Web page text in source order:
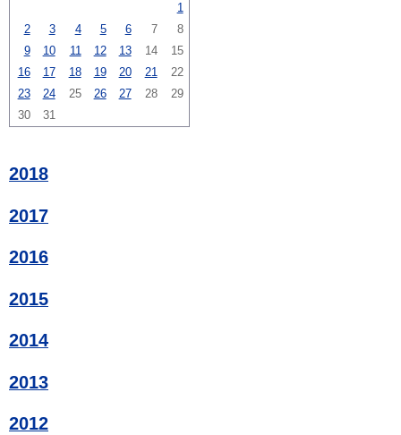
1
2
3 4 5 6 7
8
9
10 11 12 13 14
15
16
17 18 19 20 21
22
23
24 25 26 27 28
29
30
31
2018
2017
2016
2015
2014
2013
2012